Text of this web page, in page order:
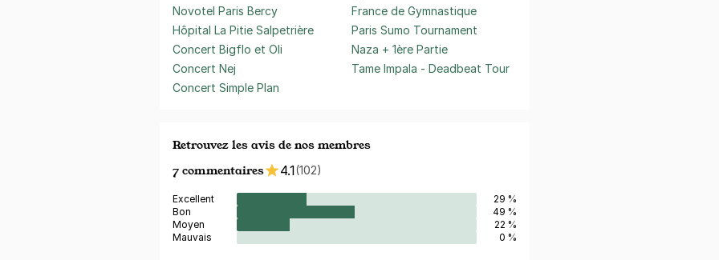
Novotel Paris Bercy
Hôpital La Pitie Salpetrière
Concert Bigflo et Oli
Concert Nej
Concert Simple Plan
France de Gymnastique
Paris Sumo Tournament
Naza + 1ère Partie
Tame Impala - Deadbeat Tour
Retrouvez les avis de nos membres
7 commentaires
4.1(102)
Excellent
29 %
Bon
49 %
Moyen
22 %
Mauvais
0 %